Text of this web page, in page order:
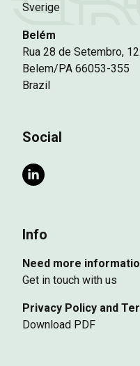
Sverige
Belém
Rua 28 de Setembro,
Belem/PA 66053-355
Brazil
Social
Info
Need more
Get in touch with us
Privacy Policy and
Download PDF